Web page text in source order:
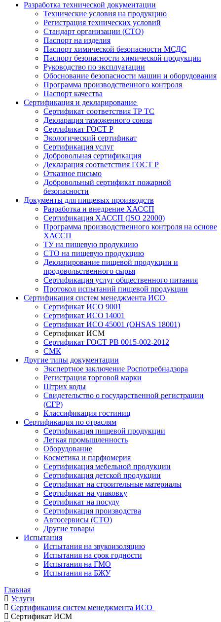
Разработка технической документации
Технические условия на продукцию
Регистрация технических условий
Стандарт организации (СТО)
Паспорт на изделия
Паспорт химической безопасности МСДС
Паспорт безопасности химической продукции
Руководство по эксплуатации
Обоснование безопасности машин и оборудования
Программа производственного контроля
Паспорт качества
Сертификация и декларирование
Сертификат соответствия ТР ТС
Декларация таможенного союза
Сертификат ГОСТ Р
Экологический сертификат
Сертификация услуг
Добровольная сертификация
Декларация соответствия ГОСТ Р
Отказное письмо
Добровольный сертификат пожарной
безопасности
Документы для пищевых производств
Разработка и внедрение ХАССП
Сертификация ХАССП (ISO 22000)
Программа производственного контроля на основе
ХАССП
ТУ на пищевую продукцию
СТО на пищевую продукцию
Декларирование пищевой продукции и
продовольственного сырья
Сертификация услуг общественного питания
Протокол испытаний пищевой продукции
Сертификация систем менеджмента ИСО
Сертификат ИСО 9001
Сертификат ИСО 14001
Сертификат ИСО 45001 (OHSAS 18001)
Сертификат ИСМ
Сертификат ГОСТ РВ 0015-002-2012
СМК
Другие типы документации
Экспертное заключение Роспотребнадзора
Регистрация торговой марки
Штрих коды
Свидетельство о государственной регистрации
(СГР)
Классификация гостиниц
Сертификация по отраслям
Сертификация пищевой продукции
Легкая промышленность
Оборудование
Косметика и парфюмерия
Сертификация мебельной продукции
Сертификация детской продукции
Сертификат на строительные материалы
Сертификат на упаковку
Сертификат на посуду
Сертификация производства
Автосервисы (СТО)
Другие товары
Испытания
Испытания на звукоизоляцию
Испытания на срок годности
Испытания на ГМО
Испытания на БЖУ
Главная
Услуги
Сертификация систем менеджмента ИСО
Сертификат ИСМ